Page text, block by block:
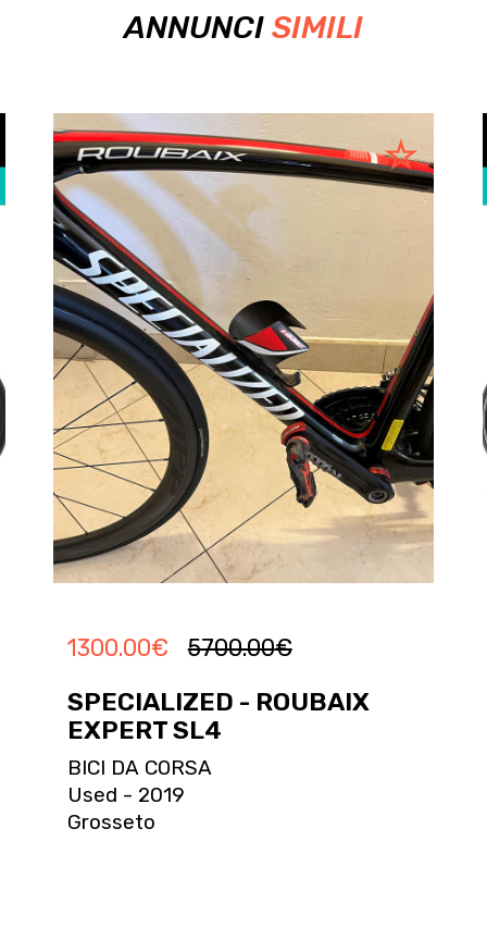
ANNUNCI SIMILI
1300.00€ 5700.00€
SPECIALIZED - ROUBAIX
EXPERT SL4
BICI DA CORSA
Used - 2019
Grosseto